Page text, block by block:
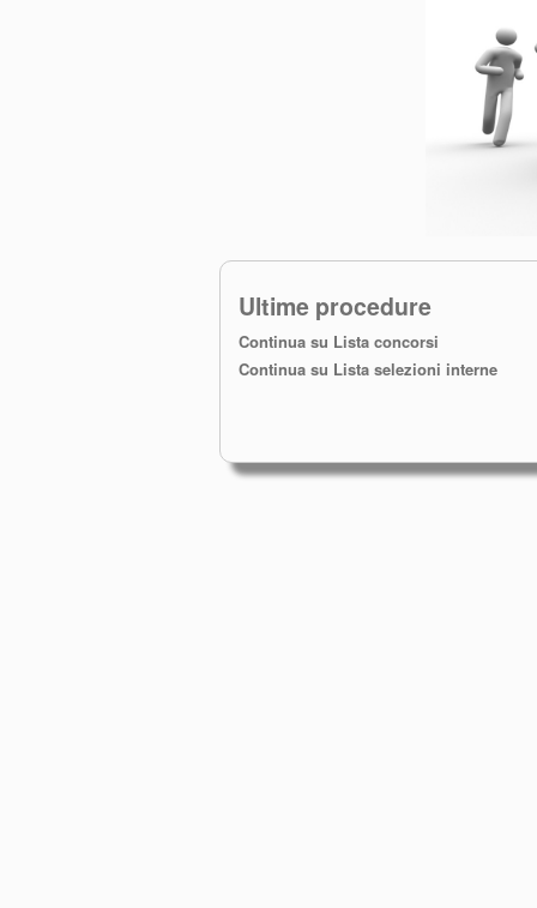
Ultime procedure
Continua su Lista concorsi
Continua su Lista selezioni interne